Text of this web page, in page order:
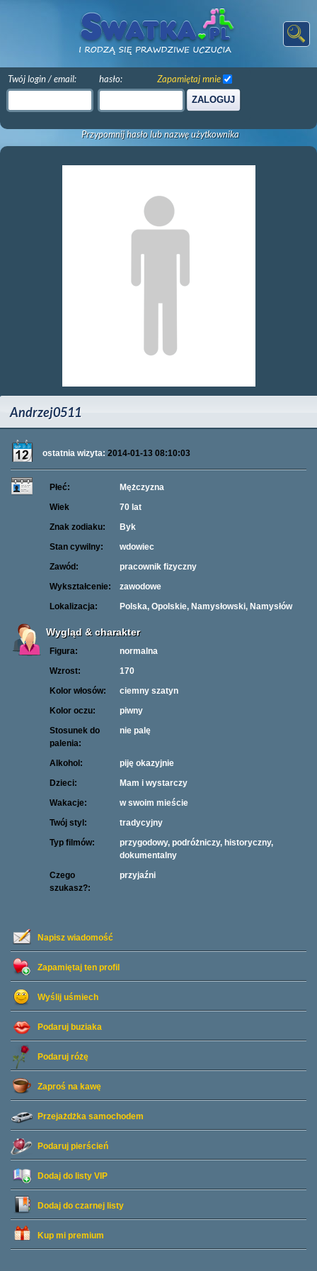
Twój login / email: hasło:
ZALOGUJ
Zapamiętaj mnie
Przypomnij hasło lub nazwę użytkownika
Andrzej0511
ostatnia wizyta: 2014-01-13 08:10:03
Napisz wiadomość
Zapamiętaj ten profil
Wyślij uśmiech
Podaruj buziaka
Podaruj różę
Zaproś na kawę
Przejażdżka samochodem
Podaruj pierścień
Dodaj do listy VIP
Dodaj do czarnej listy
Kup mi premium
Płeć:
Mężczyzna
Wiek
70 lat
Znak zodiaku:
Byk
Stan cywilny:
wdowiec
Zawód:
pracownik fizyczny
Wykształcenie:
zawodowe
Lokalizacja:
Polska, Opolskie, Namysłowski, Namysłów
Wygląd & charakter
Figura:
normalna
Wzrost:
170
Kolor włosów:
ciemny szatyn
Kolor oczu:
piwny
Stosunek do
palenia:
nie palę
Alkohol:
piję okazyjnie
Dzieci:
Mam i wystarczy
Wakacje:
w swoim mieście
Twój styl:
tradycyjny
Typ filmów:
przygodowy, podróżniczy, historyczny,
dokumentalny
Czego
szukasz?:
przyjaźni